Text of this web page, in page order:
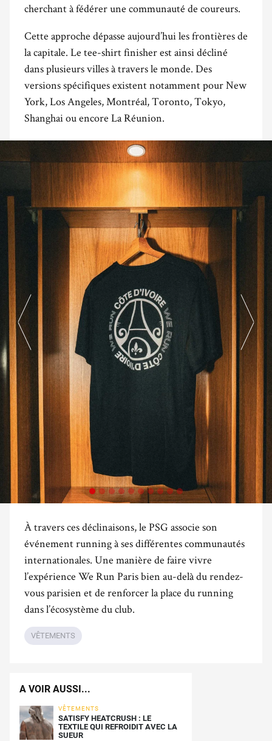
cherchant à fédérer une communauté de coureurs.
Cette approche dépasse aujourd’hui les frontières de
la capitale. Le tee-shirt finisher est ainsi décliné
dans plusieurs villes à travers le monde. Des
versions spécifiques existent notamment pour New
York, Los Angeles, Montréal, Toronto, Tokyo,
Shanghai ou encore La Réunion.
À travers ces déclinaisons, le PSG associe son
événement running à ses différentes communautés
internationales. Une manière de faire vivre
l’expérience We Run Paris bien au-delà du rendez-
vous parisien et de renforcer la place du running
dans l’écosystème du club.
VÊTEMENTS
A VOIR AUSSI...
VÊTEMENTS
SATISFY HEATCRUSH : LE
TEXTILE QUI REFROIDIT AVEC LA
SUEUR